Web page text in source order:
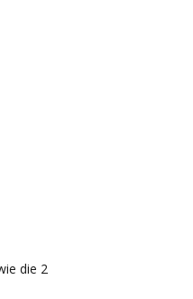
die 2